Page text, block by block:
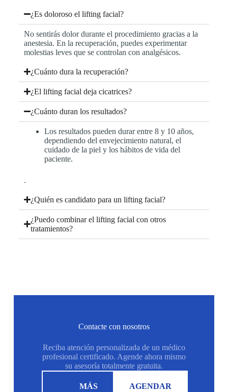
¿Es doloroso el lifting facial?
No sentirás dolor durante el procedimiento gracias a la
anestesia. En la recuperación, puedes experimentar
molestias leves que se controlan con analgésicos.
¿Cuánto dura la recuperación?
¿El lifting facial deja cicatrices?
¿Cuánto duran los resultados?
Los resultados pueden durar entre 8 y 10 años,
dependiendo del envejecimiento natural, el
cuidado de la piel y los hábitos de vida del
paciente.
.
¿Quién es candidato para un lifting facial?
¿Puedo combinar el lifting facial con otros
tratamientos?
Contacte con nosotros
Reciba atención personalizada de un médico
profesional certificado. Agende ahora mismo
su asesoría totalmente gratuita.
MÁS AGENDAR